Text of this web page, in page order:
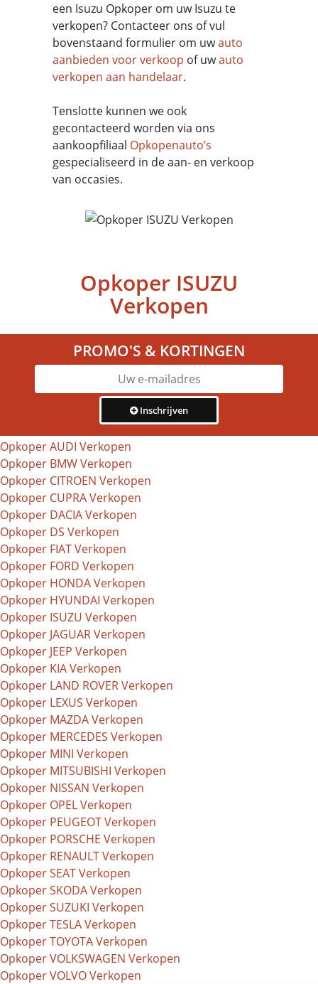
een Isuzu Opkoper om uw Isuzu te
verkopen? Contacteer ons of vul
bovenstaand formulier om uwauto
aanbieden voor verkoop of uwauto
verkopen aan handelaar.
Tenslotte kunnen we ook
gecontacteerd worden via ons
aankoopfiliaal Opkopenauto’s
gespecialiseerd in de aan- en verkoop
van occasies.
Opkoper ISUZU
Verkopen
PROMO'S & KORTINGEN
Inschrijven
Opkoper AUDI Verkopen
Opkoper BMW Verkopen
Opkoper CITROEN Verkopen
Opkoper CUPRA Verkopen
Opkoper DACIA Verkopen
Opkoper DS Verkopen
Opkoper FIAT Verkopen
Opkoper FORD Verkopen
Opkoper HONDA Verkopen
Opkoper HYUNDAI Verkopen
Opkoper ISUZU Verkopen
Opkoper JAGUAR Verkopen
Opkoper JEEP Verkopen
Opkoper KIA Verkopen
Opkoper LAND ROVER Verkopen
Opkoper LEXUS Verkopen
Opkoper MAZDA Verkopen
Opkoper MERCEDES Verkopen
Opkoper MINI Verkopen
Opkoper MITSUBISHI Verkopen
Opkoper NISSAN Verkopen
Opkoper OPEL Verkopen
Opkoper PEUGEOT Verkopen
Opkoper PORSCHE Verkopen
Opkoper RENAULT Verkopen
Opkoper SEAT Verkopen
Opkoper SKODA Verkopen
Opkoper SUZUKI Verkopen
Opkoper TESLA Verkopen
Opkoper TOYOTA Verkopen
Opkoper VOLKSWAGEN Verkopen
Opkoper VOLVO Verkopen